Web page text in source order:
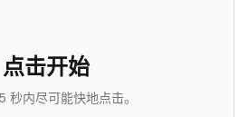
点击开始
秒内尽可能快地点击。